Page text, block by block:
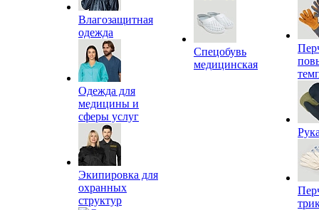
Влагозащитная
одежда
Одежда для
медицины и
сферы услуг
Экипировка для
охранных
структур
Спецобувь
медицинская